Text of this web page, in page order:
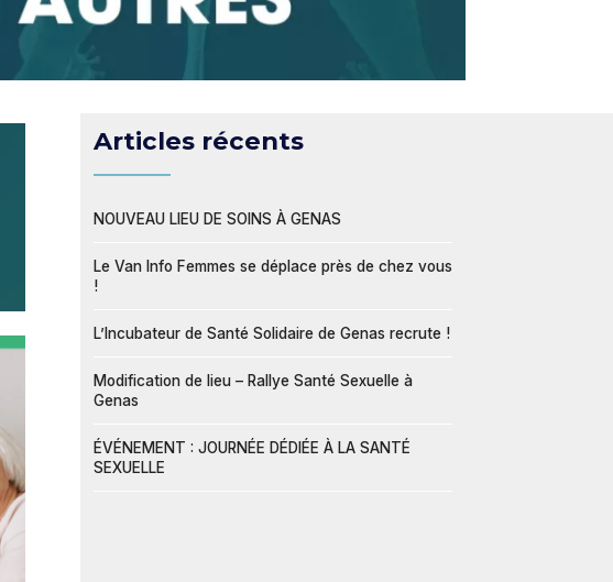
Articles récents
NOUVEAU LIEU DE SOINS À GENAS
Le Van Info Femmes se déplace près de chez vous
!
L’Incubateur de Santé Solidaire de Genas recrute !
Modification de lieu – Rallye Santé Sexuelle à
Genas
ÉVÉNEMENT : JOURNÉE DÉDIÉE À LA SANTÉ
SEXUELLE